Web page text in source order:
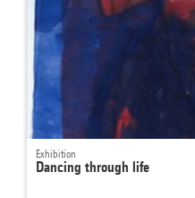
Exhibition
Dancing through life